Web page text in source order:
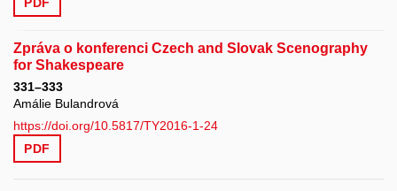
Zpráva o konferenci Czech and Slovak Scenography
for Shakespeare
331–333
Amálie Bulandrová
https://doi.org/10.5817/TY2016-1-24
PDF